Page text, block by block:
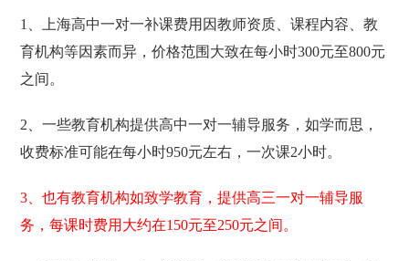
1、上海高中一对一补课费用因教师资质、课程内容、教
育机构等因素而异，价格范围大致在每小时300元至800元
之间。
2、一些教育机构提供高中一对一辅导服务，如学而思，
收费标准可能在每小时950元左右，一次课2小时。
3、也有教育机构如致学教育，提供高三一对一辅导服
务，每课时费用大约在150元至250元之间。